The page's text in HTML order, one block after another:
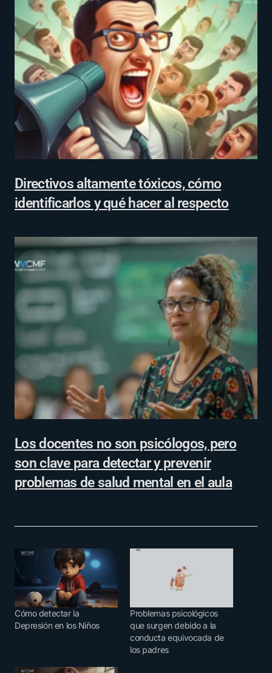
Directivos altamente tóxicos, cómo
identificarlos y qué hacer al respecto
Los docentes no son psicólogos, pero
son clave para detectar y prevenir
problemas de salud mental en el aula
Cómo detectar la
Depresión en los Niños
Problemas psicológicos
que surgen debido a la
conducta equivocada de
los padres